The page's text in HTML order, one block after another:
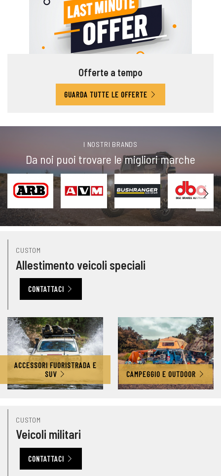
Offerte a tempo
GUARDA TUTTE LE OFFERTE
I NOSTRI BRANDS
Da noi puoi trovare le migliori marche
CUSTOM
Allestimento veicoli speciali
CONTATTACI
ACCESSORI FUORISTRADA E
SUV
CAMPEGGIO E OUTDOOR
CUSTOM
Veicoli militari
CONTATTACI